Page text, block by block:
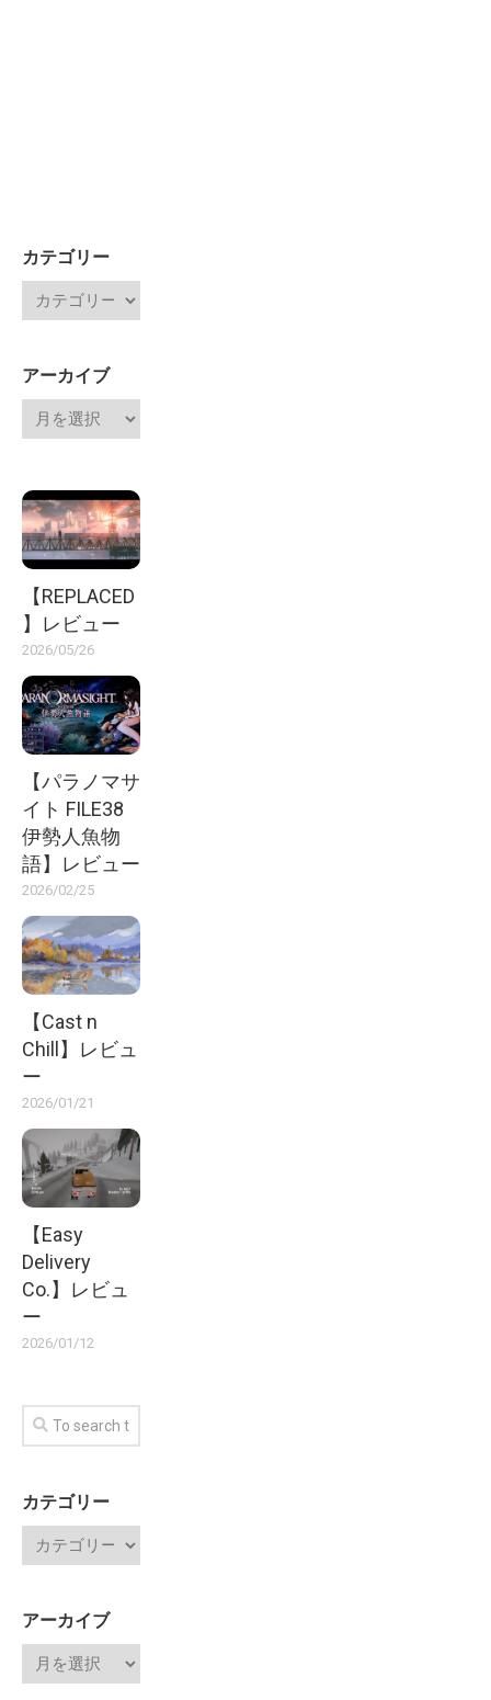
カテゴリー
アーカイブ
【REPLACED
】レビュー
2026/05/26
【パラノマサ
イト FILE38
伊勢人魚物
語】レビュー
2026/02/25
【Cast n
Chill】レビュ
ー
2026/01/21
【Easy
Delivery
Co.】レビュ
ー
2026/01/12
カテゴリー
アーカイブ